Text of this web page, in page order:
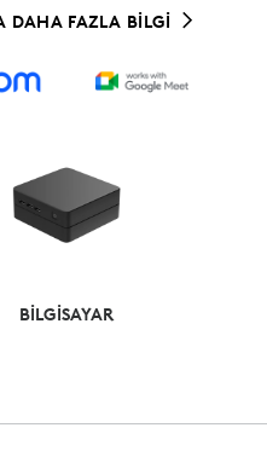
DAHA FAZLA BİLGİ
BİLGİSAYAR